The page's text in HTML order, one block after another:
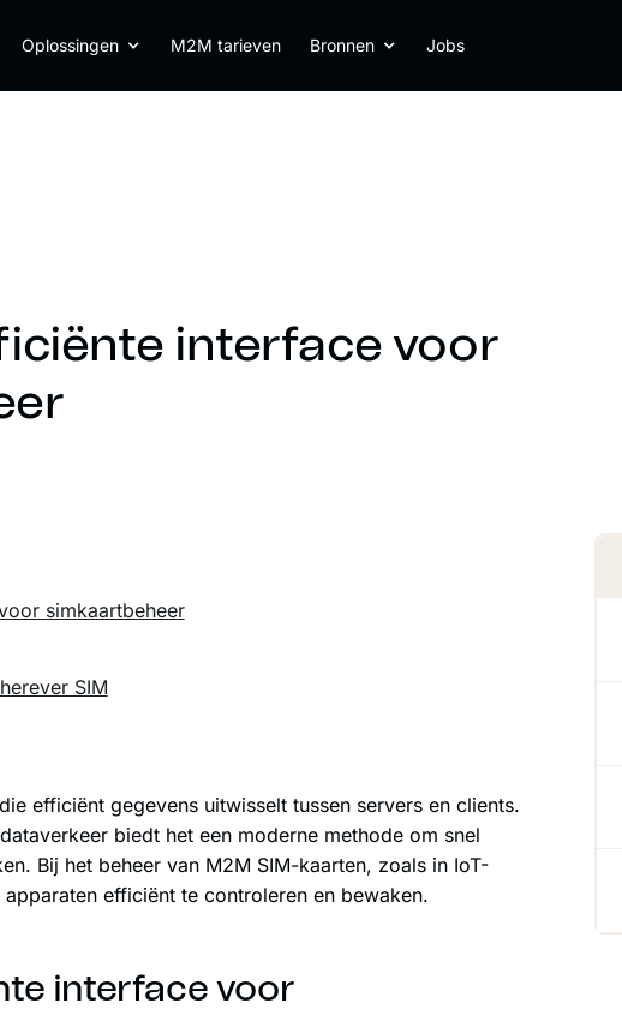
Oplossingen M2M tarieven Bronnen Jobs
interface voor
simkaartbeheer
SIM
efficiënt gegevens uitwisselt tussen servers en clients.
biedt het een moderne methode om snel
Bij het beheer van M2M SIM-kaarten, zoals in IoT-
efficiënt te controleren en bewaken.
interface voor